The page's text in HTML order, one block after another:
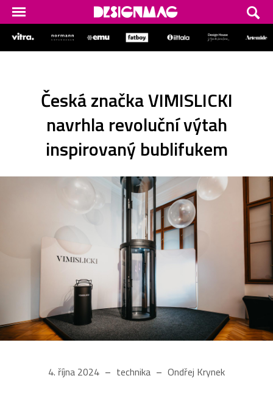
Česká značka VIMISLICKI
navrhla revoluční výtah
inspirovaný bublifukem
4. října 2024 technika Ondřej Krynek